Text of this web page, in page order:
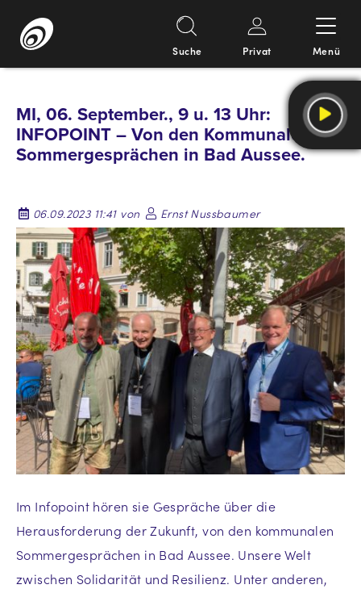
Inhalt
Suche Privat Menü
MI, 06. September., 9 u. 13 Uhr:
INFOPOINT – Von den Kommunalen
Sommergesprächen in Bad Aussee.
06.09.2023 11:41 von Ernst Nussbaumer
Im Infopoint hören sie Gespräche über die
Herausforderung der Zukunft, von den kommunalen
Sommergesprächen in Bad Aussee. Unsere Welt
zwischen Solidarität und Resilienz. Unter anderen,